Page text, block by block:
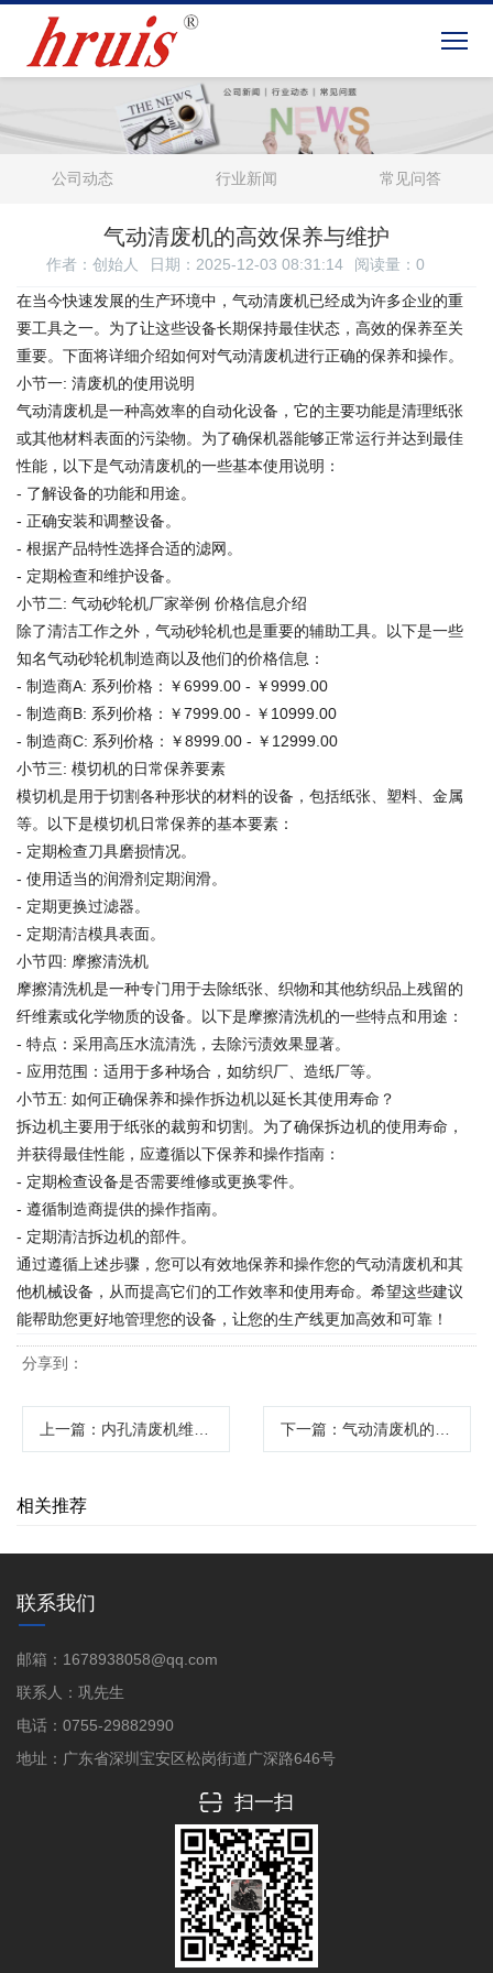
公司动态 行业新闻 常见问答
气动清废机的高效保养与维护
作者：创始人 日期：2025-12-03 08:31:14 阅读量： 0
在当今快速发展的生产环境中，气动清废机已经成为许多企业的重
要工具之一。为了让这些设备长期保持最佳状态，高效的保养至关
重要。下面将详细介绍如何对气动清废机进行正确的保养和操作。
小节一: 清废机的使用说明
气动清废机是一种高效率的自动化设备，它的主要功能是清理纸张
或其他材料表面的污染物。为了确保机器能够正常运行并达到最佳
性能，以下是气动清废机的一些基本使用说明：
- 了解设备的功能和用途。
- 正确安装和调整设备。
- 根据产品特性选择合适的滤网。
- 定期检查和维护设备。
小节二: 气动砂轮机厂家举例 价格信息介绍
除了清洁工作之外，气动砂轮机也是重要的辅助工具。以下是一些
知名气动砂轮机制造商以及他们的价格信息：
- 制造商A: 系列价格：￥6999.00 - ￥9999.00
- 制造商B: 系列价格：￥7999.00 - ￥10999.00
- 制造商C: 系列价格：￥8999.00 - ￥12999.00
小节三: 模切机的日常保养要素
模切机是用于切割各种形状的材料的设备，包括纸张、塑料、金属
等。以下是模切机日常保养的基本要素：
- 定期检查刀具磨损情况。
- 使用适当的润滑剂定期润滑。
- 定期更换过滤器。
- 定期清洁模具表面。
小节四: 摩擦清洗机
摩擦清洗机是一种专门用于去除纸张、织物和其他纺织品上残留的
纤维素或化学物质的设备。以下是摩擦清洗机的一些特点和用途：
- 特点：采用高压水流清洗，去除污渍效果显著。
- 应用范围：适用于多种场合，如纺织厂、造纸厂等。
小节五: 如何正确保养和操作拆边机以延长其使用寿命？
拆边机主要用于纸张的裁剪和切割。为了确保拆边机的使用寿命，
并获得最佳性能，应遵循以下保养和操作指南：
- 定期检查设备是否需要维修或更换零件。
- 遵循制造商提供的操作指南。
- 定期清洁拆边机的部件。
通过遵循上述步骤，您可以有效地保养和操作您的气动清废机和其
他机械设备，从而提高它们的工作效率和使用寿命。希望这些建议
能帮助您更好地管理您的设备，让您的生产线更加高效和可靠！
分享到：
上一篇 ：内孔清废机维护保养全攻略 下一篇 ：气动清废机的保养与维护
相关推荐
联系我们
邮箱：1678938058@qq.com
联系人：巩先生
电话：0755-29882990
地址：广东省深圳宝安区松岗街道广深路646号
扫一扫